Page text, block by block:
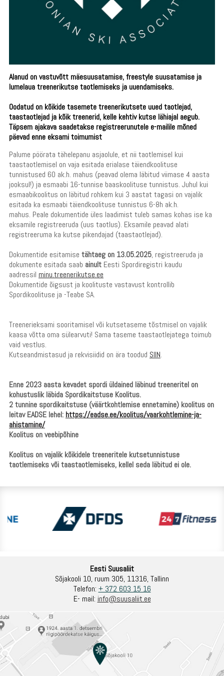
Alanud on vastuvõtt mäesuusatamise, freestyle suusatamise ja
lumelaua treenerikutse taotlemiseks ja uuendamiseks.
Oodatud on kõikide tasemete treenerikutsete uued taotlejad,
taastaotlejad ja kõik treenerid, kelle kehtiv kutse lähiajal aegub.
Täpsem ajakava saadetakse registreerunutele e-mailile mõned
päevad enne eksami toimumist
Palume pöörata tähelepanu asjaolule, et nii taotlemisel kui
taastaotlemisel on vaja esitada erialase täiendkoolituse
tunnistused 60 ak.h. mahus (peavad olema läbitud viimase 4 aasta
jooksul!) ja esmaabi 16-tunnise baaskoolituse tunnistus. Juhul kui
esmaabikoolitus on läbitud rohkem kui 3 aastat tagasi on vajalik
esitada ka esmaabi täiendkoolituse tunnistus 6-8h ak.h.
mahus. Peale dokumentide üles laadimist tuleb samas kohas ise ka
eksamile registreeruda (uus taotlus). Eksamile peavad alati
registreeruma ka kutse pikendajad (taastaotlejad).
Dokumentide esitamise tähtaeg on 13.05.2025, registreeruda ja
dokumente esitada saab ainult Eesti Spordiregistri kaudu
aadressil minu.treenerikutse.ee
Dokumentide õigsust ja koolituste vastavust kontrollib
Spordikoolituse ja -Teabe SA.
Treenerieksami sooritamisel või kutsetaseme tõstmisel on vajalik
kaasa võtta oma sülearvuti! Sama taseme taastaotlejatega toimub
vaid vestlus.
Kutseandmistasud ja rekvisiidid on ära toodud SIIN.
Enne 2023 aasta kevadet spordi üldained läbinud treeneritel on
kohustuslik läbida Spordikaitstuse Koolitus.
2 tunnine spordikaitstuse (väärtkohtlemise ennetamine) koolitus on
leitav EADSE lehel: https://eadse.ee/koolitus/vaarkohtlemine-ja-
ahistamine/
Koolitus on veebipõhine
Koolitus on vajalik kõikidele treeneritele kutsetunnistuse
taotlemiseks või taastaotlemiseks, kellel seda läbitud ei ole.
Eesti Suusaliit
Sõjakooli 10, ruum 305, 11316, Tallinn
Telefon: + 372 603 15 16
E- mail: info@suusaliit.ee